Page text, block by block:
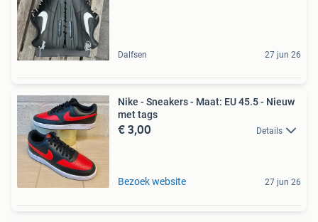
Dalfsen 27 jun 26
Nike - Sneakers - Maat: EU 45.5 - Nieuw
met tags
€ 3,00 Details
Bezoek website 27 jun 26